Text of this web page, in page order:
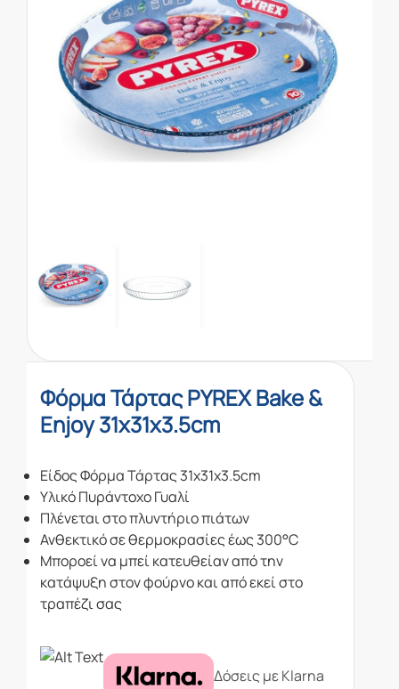
Φόρμα Τάρτας PYREX Bake &
Enjoy 31x31x3.5cm
Είδος Φόρμα Τάρτας 31x31x3.5cm
Υλικό Πυράντοχο Γυαλί
Πλένεται στο πλυντήριο πιάτων
Ανθεκτικό σε θερμοκρασίες έως 300°C
Μποροεί να μπεί κατευθείαν από την
κατάψυξη στον φούρνο και από εκεί στο
τραπέζι σας
Δόσεις με Klarna